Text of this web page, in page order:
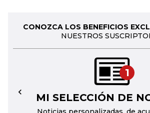
CONOZCA LOS BENEFICIOS
NUESTROS
1
MI SELECCIÓN DE
←